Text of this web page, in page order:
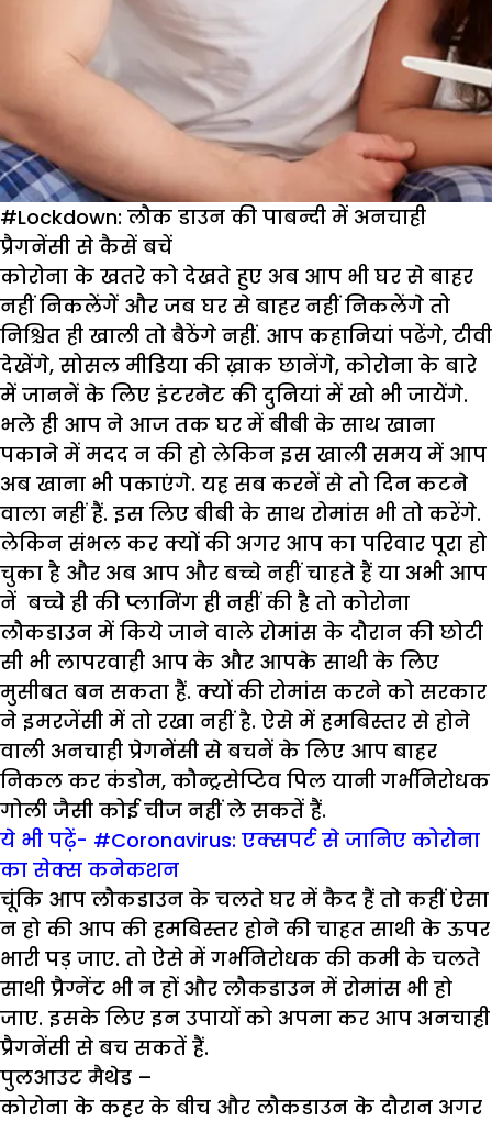
#Lockdown: लौक डाउन की पाबन्दी में अनचाही
प्रैगनेंसी से कैसें बचें
कोरोना के खतरे को देखते हुए अब आप भी घर से बाहर
नहीं निकलेंगें और जब घर से बाहर नहीं निकलेंगे तो
निश्चित ही खाली तो बैठेंगे नहीं. आप कहानियां पढेंगे, टीवी
देखेंगे, सोसल मीडिया की ख़ाक छानेंगे, कोरोना के बारे
में जाननें के लिए इंटरनेट की दुनियां में खो भी जायेंगे.
भले ही आप ने आज तक घर में बीबी के साथ खाना
पकाने में मदद न की हो लेकिन इस खाली समय में आप
अब खाना भी पकाएंगे. यह सब करनें से तो दिन कटने
वाला नहीं हैं. इस लिए बीबी के साथ रोमांस भी तो करेंगे.
लेकिन संभल कर क्यों की अगर आप का परिवार पूरा हो
चुका है और अब आप और बच्चे नहीं चाहते हैं या अभी आप
नें बच्चे ही की प्लानिंग ही नहीं की है तो कोरोना
लौकडाउन में किये जाने वाले रोमांस के दौरान की छोटी
सी भी लापरवाही आप के और आपके साथी के लिए
मुसीबत बन सकता हैं. क्यों की रोमांस करने को सरकार
ने इमरजेंसी में तो रखा नहीं है. ऐसे में हमबिस्तर से होने
वाली अनचाही प्रेगनेंसी से बचनें के लिए आप बाहर
निकल कर कंडोम, कौन्ट्रसेप्टिव पिल यानी गर्भनिरोधक
गोली जैसी कोई चीज नहीं ले सकतें हैं.
ये भी पढ़ें- #Coronavirus: एक्सपर्ट से जानिए कोरोना
का सेक्स कनेकशन
चूंकि आप लौकडाउन के चलते घर में कैद हैं तो कहीं ऐसा
न हो की आप की हमबिस्तर होने की चाहत साथी के ऊपर
भारी पड़ जाए. तो ऐसे में गर्भनिरोधक की कमी के चलते
साथी प्रैग्नेंट भी न हों और लौकडाउन में रोमांस भी हो
जाए. इसके लिए इन उपायों को अपना कर आप अनचाही
प्रैगनेंसी से बच सकतें हैं.
पुलआउट मैथेड –
कोरोना के कहर के बीच और लौकडाउन के दौरान अगर